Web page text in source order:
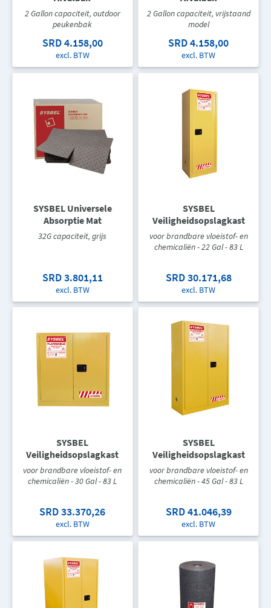
2 Gallon capaciteit, outdoor
peukenbak
SRD 4.158,00
excl. BTW
2 Gallon capaciteit, vrijstaand
model
SRD 4.158,00
excl. BTW
SYSBEL Universele
Absorptie Mat
32G capaciteit, grijs
SRD 3.801,11
excl. BTW
SYSBEL
Veiligheidsopslagkast
voor brandbare vloeistof- en
chemicaliën - 22 Gal - 83 L
SRD 30.171,68
excl. BTW
SYSBEL
Veiligheidsopslagkast
voor brandbare vloeistof- en
chemicaliën - 30 Gal - 83 L
SRD 33.370,26
excl. BTW
SYSBEL
Veiligheidsopslagkast
voor brandbare vloeistof- en
chemicaliën - 45 Gal - 83 L
SRD 41.046,39
excl. BTW